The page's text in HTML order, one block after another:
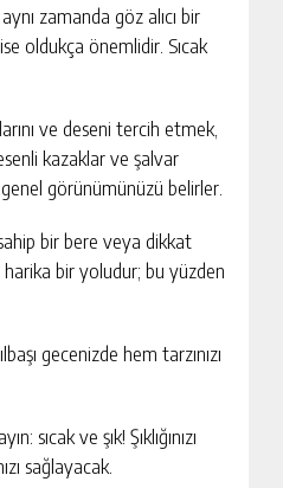
zamanda göz alıcı bir
oldukça önemlidir. Sıcak
ve deseni tercih etmek,
kazaklar ve şalvar
görünümünüzü belirler.
bir bere veya dikkat
bir yoludur; bu yüzden
gecenizde hem tarzınızı
ve şık! Şıklığınızı
sağlayacak.